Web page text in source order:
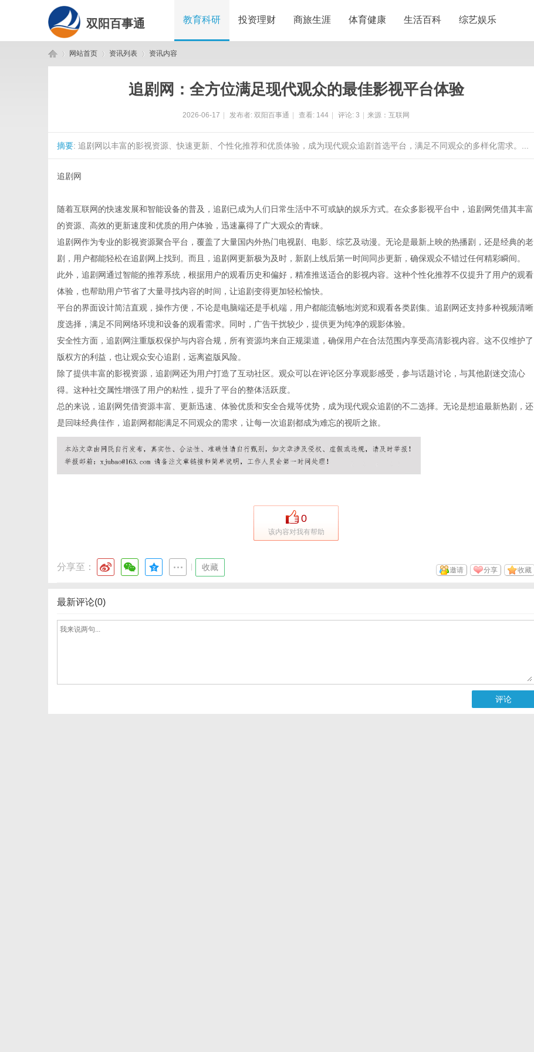
双阳百事通 教育科研 投资理财 商旅生涯 体育健康 生活百科 综艺娱乐
网站首页 资讯列表 资讯内容
追剧网：全方位满足现代观众的最佳影视平台体验
2026-06-17 发布者: 双阳百事通 查看: 144 评论: 3 来源：互联网
摘要: 追剧网以丰富的影视资源、快速更新、个性化推荐和优质体验，成为现代观众追剧首选平台，满足不同观众的多样化需求。...
追剧网
随着互联网的快速发展和智能设备的普及，追剧已成为人们日常生活中不可或缺的娱乐方式。在众多影视平台中，追剧网凭借其丰富
的资源、高效的更新速度和优质的用户体验，迅速赢得了广大观众的青睐。
追剧网作为专业的影视资源聚合平台，覆盖了大量国内外热门电视剧、电影、综艺及动漫。无论是最新上映的热播剧，还是经典的老
剧，用户都能轻松在追剧网上找到。而且，追剧网更新极为及时，新剧上线后第一时间同步更新，确保观众不错过任何精彩瞬间。
此外，追剧网通过智能的推荐系统，根据用户的观看历史和偏好，精准推送适合的影视内容。这种个性化推荐不仅提升了用户的观看
体验，也帮助用户节省了大量寻找内容的时间，让追剧变得更加轻松愉快。
平台的界面设计简洁直观，操作方便，不论是电脑端还是手机端，用户都能流畅地浏览和观看各类剧集。追剧网还支持多种视频清晰
度选择，满足不同网络环境和设备的观看需求。同时，广告干扰较少，提供更为纯净的观影体验。
安全性方面，追剧网注重版权保护与内容合规，所有资源均来自正规渠道，确保用户在合法范围内享受高清影视内容。这不仅维护了
版权方的利益，也让观众安心追剧，远离盗版风险。
除了提供丰富的影视资源，追剧网还为用户打造了互动社区。观众可以在评论区分享观影感受，参与话题讨论，与其他剧迷交流心
得。这种社交属性增强了用户的粘性，提升了平台的整体活跃度。
总的来说，追剧网凭借资源丰富、更新迅速、体验优质和安全合规等优势，成为现代观众追剧的不二选择。无论是想追最新热剧，还
是回味经典佳作，追剧网都能满足不同观众的需求，让每一次追剧都成为难忘的视听之旅。
0
该内容对我有帮助
分享至： 收藏 收藏
分享
邀请
最新评论(0)
评论